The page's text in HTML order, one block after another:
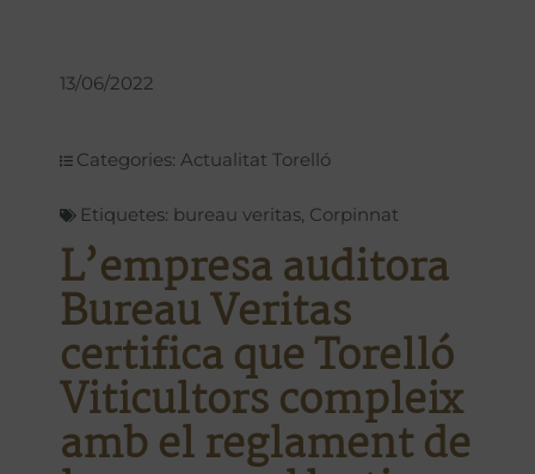
13/06/2022
Categories: Actualitat Torelló
Etiquetes: bureau veritas, Corpinnat
L’empresa auditora
Bureau Veritas
certifica que Torelló
Viticultors compleix
amb el reglament de